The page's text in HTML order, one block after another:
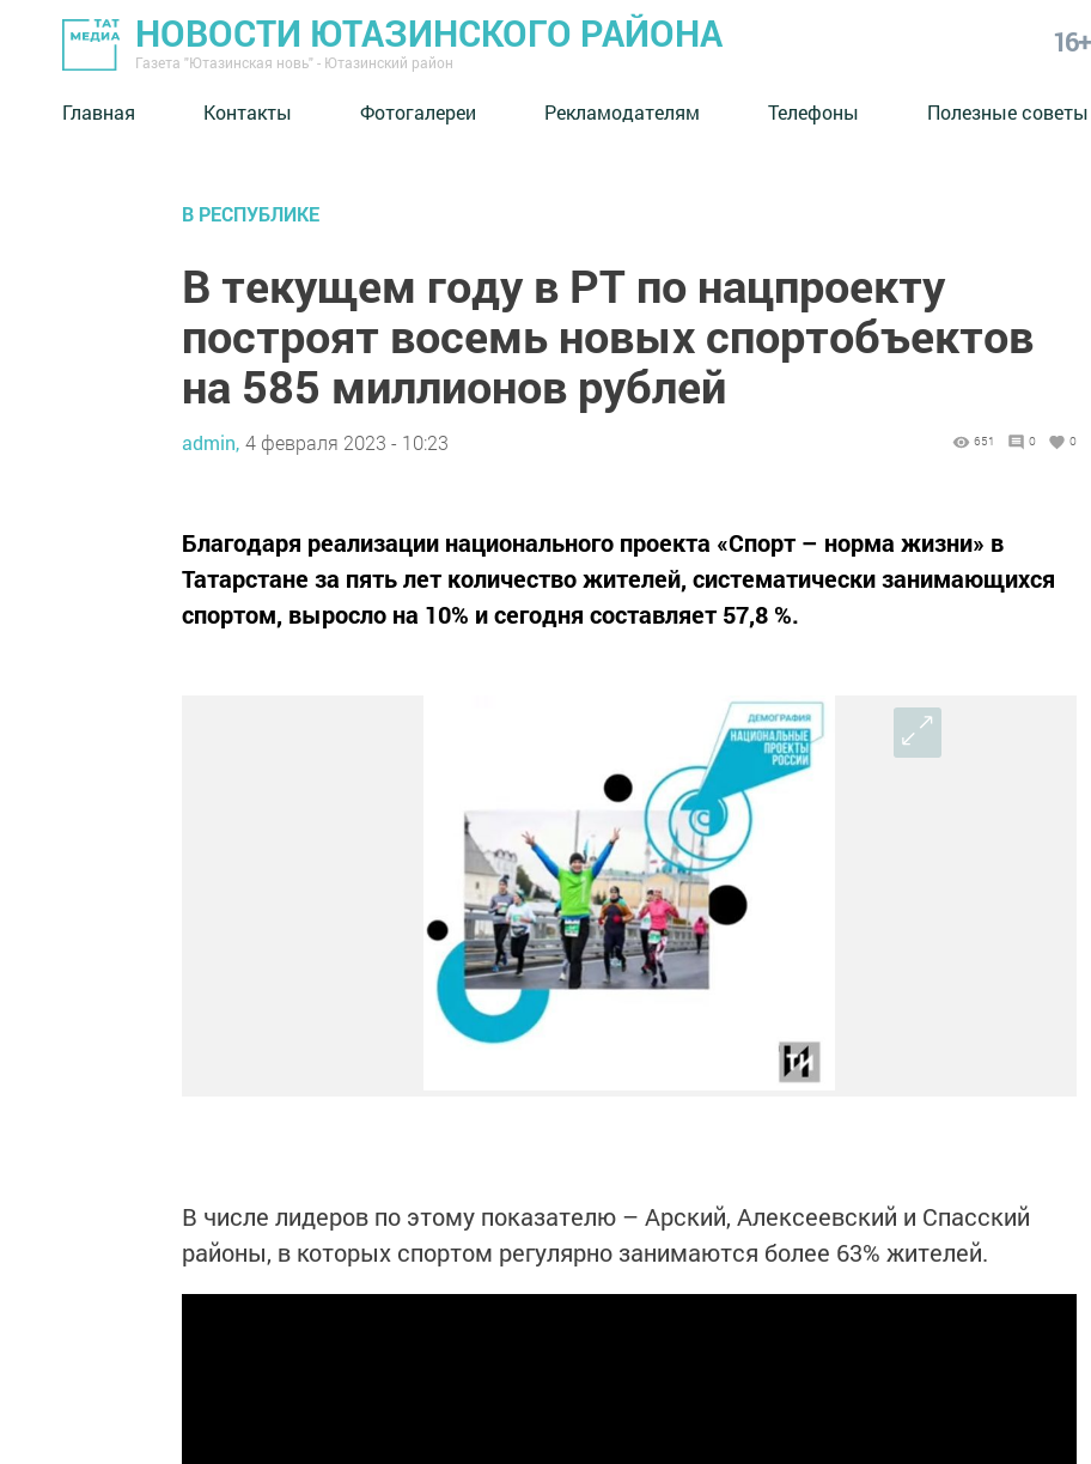
НОВОСТИ ЮТАЗИНСКОГО РАЙОНА
Газета "Ютазинская новь" - Ютазинский район
16+
Главная Контакты Фотогалереи Рекламодателям Телефоны Полезные советы
В РЕСПУБЛИКЕ
В текущем году в РТ по нацпроекту
построят восемь новых спортобъектов
на 585 миллионов рублей
admin, 4 февраля 2023 - 10:23 651 0 0
Благодаря реализации национального проекта «Спорт – норма жизни» в
Татарстане за пять лет количество жителей, систематически занимающихся
спортом, выросло на 10% и сегодня составляет 57,8 %.
В числе лидеров по этому показателю – Арский, Алексеевский и Спасский
районы, в которых спортом регулярно занимаются более 63% жителей.